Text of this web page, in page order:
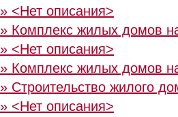
» <Нет описания>
» Комплекс жилых домов
» <Нет описания>
» Комплекс жилых домов
» Строительство жилого
» <Нет описания>